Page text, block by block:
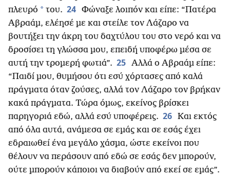
πλευρό * του. 24 Φώναξε λοιπόν και είπε: “Πατέρα
Αβραάμ, ελέησέ με και στείλε τον Λάζαρο να
βουτήξει την άκρη του δαχτύλου του στο νερό και να
δροσίσει τη γλώσσα μου, επειδή υποφέρω μέσα σε
αυτή την τρομερή φωτιά”. 25 Αλλά ο Αβραάμ είπε:
“Παιδί μου, θυμήσου ότι εσύ χόρτασες από καλά
πράγματα όταν ζούσες, αλλά τον Λάζαρο τον βρήκαν
κακά πράγματα. Τώρα όμως, εκείνος βρίσκει
παρηγοριά εδώ, αλλά εσύ υποφέρεις. 26 Και εκτός
από όλα αυτά, ανάμεσα σε εμάς και σε εσάς έχει
εδραιωθεί ένα μεγάλο χάσμα, ώστε εκείνοι που
θέλουν να περάσουν από εδώ σε εσάς δεν μπορούν,
ούτε μπορούν κάποιοι να διαβούν από εκεί σε εμάς”.